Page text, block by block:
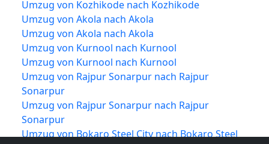
Umzug von Kozhikode nach Kozhikode
Umzug von Akola nach Akola
Umzug von Akola nach Akola
Umzug von Kurnool nach Kurnool
Umzug von Kurnool nach Kurnool
Umzug von Rajpur Sonarpur nach Rajpur
Sonarpur
Umzug von Rajpur Sonarpur nach Rajpur
Sonarpur
Umzug von Bokaro Steel City nach Bokaro Steel